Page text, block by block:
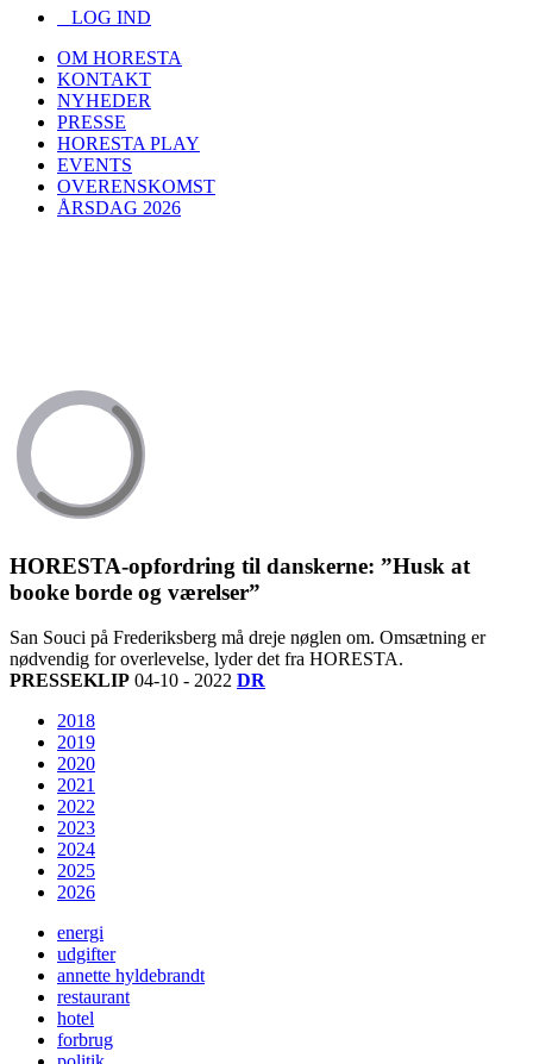
LOG IND
OM HORESTA
KONTAKT
NYHEDER
PRESSE
HORESTA PLAY
EVENTS
OVERENSKOMST
ÅRSDAG 2026
HORESTA-opfordring til danskerne: ”Husk at
booke borde og værelser”
San Souci på Frederiksberg må dreje nøglen om. Omsætning er
nødvendig for overlevelse, lyder det fra HORESTA.
PRESSEKLIP 04-10 - 2022 DR
2018
2019
2020
2021
2022
2023
2024
2025
2026
energi
udgifter
annette hyldebrandt
restaurant
hotel
forbrug